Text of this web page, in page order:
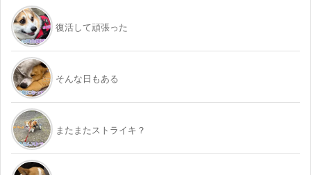
復活して頑張った
そんな日もある
またまたストライキ？